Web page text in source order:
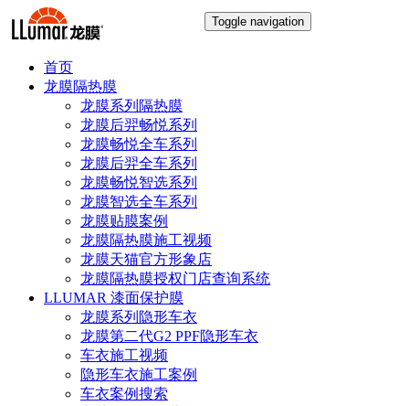
Toggle navigation
首页
龙膜隔热膜
龙膜系列隔热膜
龙膜后羿畅悦系列
龙膜畅悦全车系列
龙膜后羿全车系列
龙膜畅悦智选系列
龙膜智选全车系列
龙膜贴膜案例
龙膜隔热膜施工视频
龙膜天猫官方形象店
龙膜隔热膜授权门店查询系统
LLUMAR 漆面保护膜
龙膜系列隐形车衣
龙膜第二代G2 PPF隐形车衣
车衣施工视频
隐形车衣施工案例
车衣案例搜索